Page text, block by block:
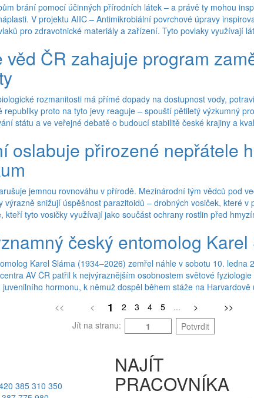
brání pomocí účinných přírodních látek – a právě ty mohou
V projektu AIIC – Antimikrobiální povrchové úpravy
pro zdravotnické materiály a zařízení. Tyto povlaky využívají
věd ČR zahajuje program
rozmanitosti má přímé dopady na dostupnost vody,
republiky proto na tyto jevy reaguje – spouští pětiletý výzkumný
státu a ve veřejné debatě o budoucí stabilitě české krajiny a
oslabuje přirozené nepřátele
jemnou rovnováhu v přírodě. Mezinárodní tým vědců pod
výrazně snižují úspěšnost parazitoidů – drobných vosiček, které
kteří tyto vosičky využívají jako součást ochrany rostlin před
český entomolog Karel
Karel Sláma (1934–2026) zemřel náhle v sobotu 10.
AV ČR patřil k nejvýraznějším osobnostem světové
hormonu, k němuž dospěl během stáže na
<<
< 1 2 3 4 5 ... >
>>
Jít na stranu:
Potvrdit
385 310 350
NAJÍT
PRACOVNÍKA